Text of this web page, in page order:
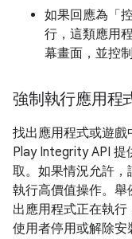
如果回應為「
行，這類應用
幕畫面，並控
強制執行應用程
找出應用程式或遊
Play Integrity API
取。如果情況允許
執行高價值操作。
出應用程式正在執
使用者停用或解除